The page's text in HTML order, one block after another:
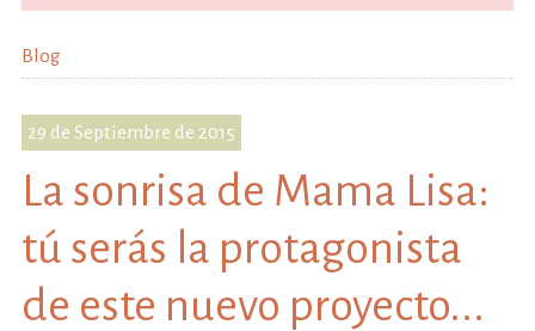
Blog
29 de Septiembre de 2015
La sonrisa de Mama Lisa:
tú serás la protagonista
de este nuevo proyecto...